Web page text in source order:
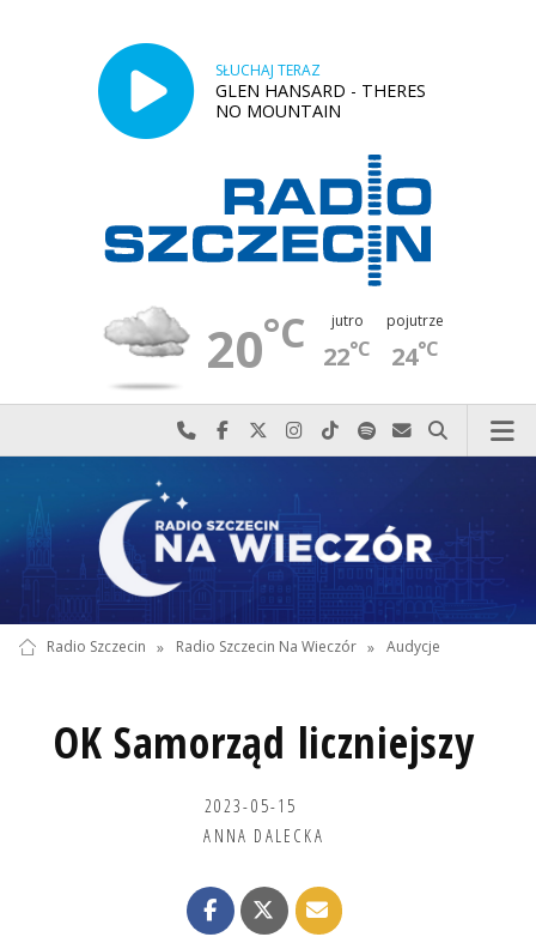
SŁUCHAJ TERAZ
GLEN HANSARD - THERES
NO MOUNTAIN
20°C jutro
22°C
pojutrze
24°C
Najlepiej po prostu do nas zadzwoń
Odwiedź nas na Facebook-u
Odwiedź nas na X
Odwiedź nas na Instagram-ie
Odwiedź nas na TikTok-u
Szukaj nas na Spotify
Wyślij do nas
Szukaj
Radio Szczecin » Radio Szczecin Na Wieczór » Audycje
OK Samorząd liczniejszy
2023-05-15
ANNA DALECKA